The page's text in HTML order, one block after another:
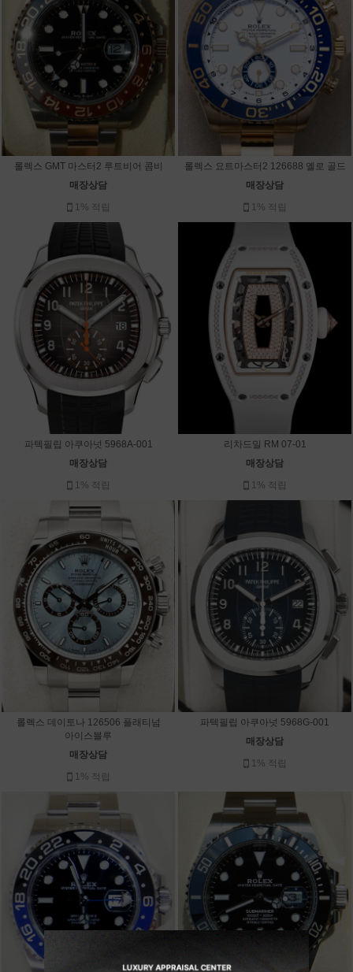
롤렉스 GMT 마스터2 루트비어 콤비
매장상담
1% 적립
롤렉스 요트마스터2 126688 옐로 골드
매장상담
1% 적립
파텍필립 아쿠아넛 5968A-001
매장상담
1% 적립
리차드밀 RM 07-01
매장상담
1% 적립
롤렉스 데이토나 126506 플래티넘
아이스블루
매장상담
1% 적립
파텍필립 아쿠아넛 5968G-001
매장상담
1% 적립